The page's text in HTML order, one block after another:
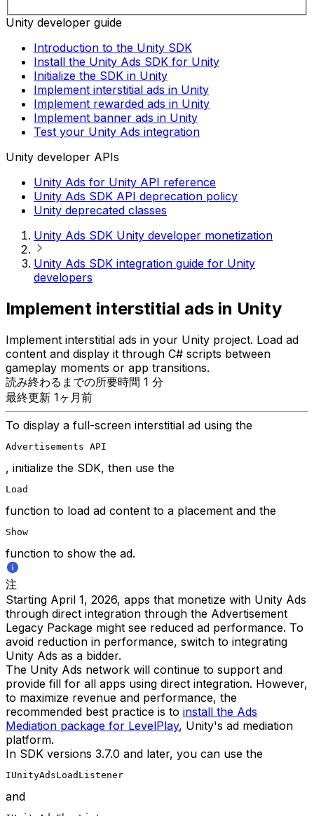
Unity developer guide
Introduction to the Unity SDK
Install the Unity Ads SDK for Unity
Initialize the SDK in Unity
Implement interstitial ads in Unity
Implement rewarded ads in Unity
Implement banner ads in Unity
Test your Unity Ads integration
Unity developer APIs
Unity Ads for Unity API reference
Unity Ads SDK API deprecation policy
Unity deprecated classes
Unity Ads SDK Unity developer monetization
Unity Ads SDK integration guide for Unity
developers
Implement interstitial ads in Unity
Implement interstitial ads in your Unity project. Load ad
content and display it through C# scripts between
gameplay moments or app transitions.
読み終わるまでの所要時間 1 分
最終更新 1ヶ月前
To display a full-screen interstitial ad using the
Advertisements API
, initialize the SDK, then use the
Load
function to load ad content to a placement and the
Show
function to show the ad.
注
Starting April 1, 2026, apps that monetize with Unity Ads
through direct integration through the Advertisement
Legacy Package might see reduced ad performance. To
avoid reduction in performance, switch to integrating
Unity Ads as a bidder.
The Unity Ads network will continue to support and
provide fill for all apps using direct integration. However,
to maximize revenue and performance, the
recommended best practice is to install the Ads
Mediation package for LevelPlay, Unity's ad mediation
platform.
In SDK versions 3.7.0 and later, you can use the
IUnityAdsLoadListener
and